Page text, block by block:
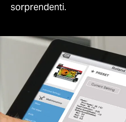
sorprendenti.